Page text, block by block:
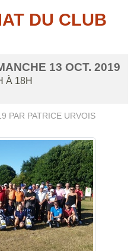
DU CLUB
13 OCT. 2019
À 18H
PAR PATRICE URVOIS